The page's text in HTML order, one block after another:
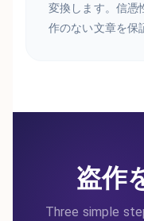
変換します。信憑
作のない文章を保
盗作
Three simple